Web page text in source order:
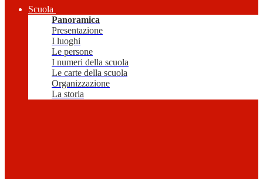
Scuola
Panoramica
Presentazione
I luoghi
Le persone
I numeri della scuola
Le carte della scuola
Organizzazione
La storia